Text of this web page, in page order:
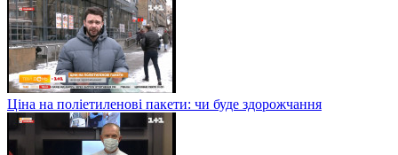
Ціна на поліетиленові пакети: чи буде здорожчання